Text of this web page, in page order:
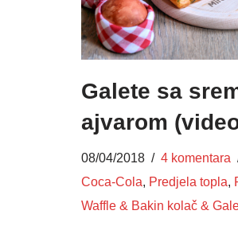
Galete sa
ajvarom
08/04/2018
4 komentara
Coca-Cola, Predjela topla,
Waffle & Bakin kolač &